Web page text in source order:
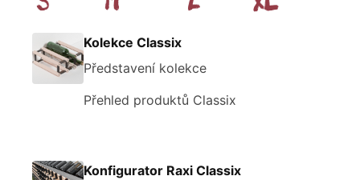
Kolekce Classix
Představení kolekce
Přehled produktů Classix
Konfigurator Raxi Classix